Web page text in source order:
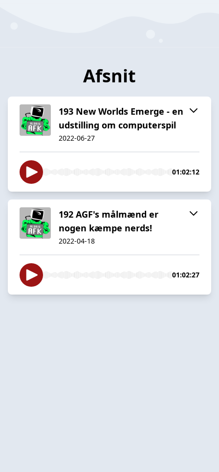
Afsnit
193 New Worlds Emerge - en
udstilling om computerspil
2022-06-27
01:02:12
192 AGF's målmænd er
nogen kæmpe nerds!
2022-04-18
01:02:27